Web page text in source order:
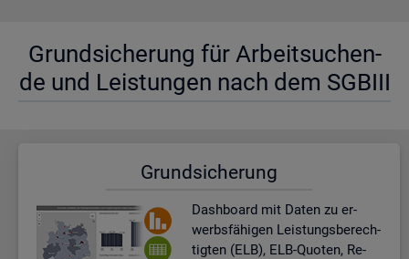
Grund­si­che­rung für Ar­beit­su­chen­
de und Leis­tun­gen nach dem SGBIII
Grund­si­che­rung
Dash­board mit Daten zu er­
werbs­fä­hi­gen Leis­tungs­be­rech­
tig­ten (ELB), ELB-Quo­ten, Re­